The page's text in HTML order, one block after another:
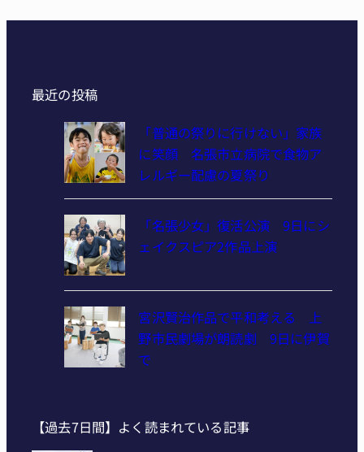
最近の投稿
「普通の祭りに行けない」家族
に笑顔 名張市立病院で食物ア
レルギー配慮の夏祭り
「名張少女」復活公演 9日にシ
ェイクスピア2作品上演
宮沢賢治作品で平和考える 上
野市民劇場が朗読劇 9日に伊賀
で
【過去7日間】よく読まれている記事